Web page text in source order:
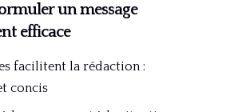
un message
efficace
facilitent la rédaction :
concis